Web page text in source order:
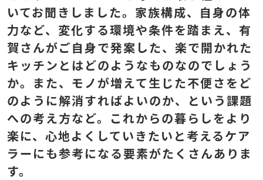
いてお聞きしました。家族構成、自身の体
力など、変化する環境や条件を踏まえ、有
賀さんがご自身で発案した、楽で開かれた
キッチンとはどのようなものなのでしょう
か。また、モノが増えて生じた不便さをど
のように解消すればよいのか、という課題
への考え方など。これからの暮らしをより
楽に、心地よくしていきたいと考えるケア
ラーにも参考になる要素がたくさんありま
す。